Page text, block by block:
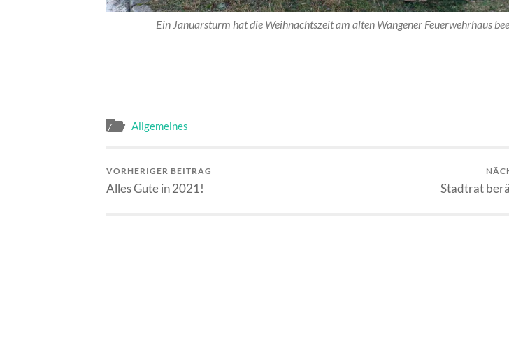
Ein Januarsturm hat die Weihnachtszeit am alten Wangener Feuerwehrhaus
Allgemeines
VORHERIGER BEITRAG
Alles Gute in 2021! Stadtrat